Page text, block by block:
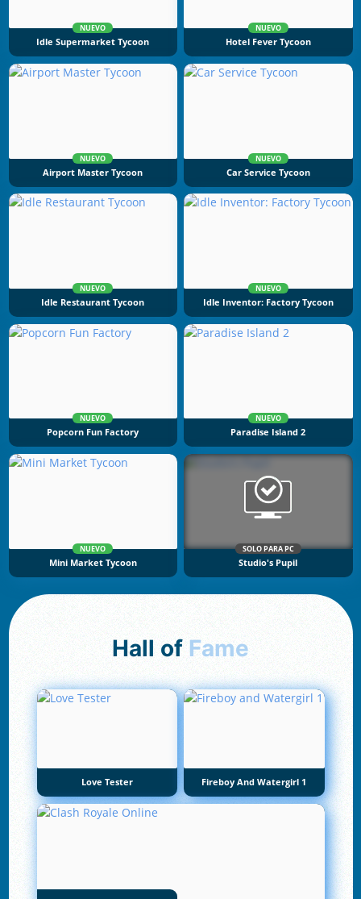
NUEVO
Idle Supermarket Tycoon
NUEVO
Hotel Fever Tycoon
NUEVO
Airport Master Tycoon
NUEVO
Car Service Tycoon
NUEVO
Idle Restaurant Tycoon
NUEVO
Idle Inventor: Factory Tycoon
NUEVO
Popcorn Fun Factory
NUEVO
Paradise Island 2
NUEVO
Mini Market Tycoon
SOLO PARA PC
Studio's Pupil
Hall of Fame
Love Tester Fireboy And Watergirl 1